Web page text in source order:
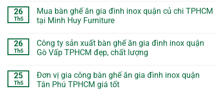
26
Th5
Mua bàn ghế ăn gia đình inox quận củ chi TPHCM
tại Minh Huy Furniture
26
Th5
Công ty sản xuất bàn ghế ăn gia đình inox quận
Gò Vấp TPHCM đẹp, chất lượng
25
Th5
Đơn vị gia công bàn ghế ăn gia đình inox quận
Tân Phú TPHCM giá tốt